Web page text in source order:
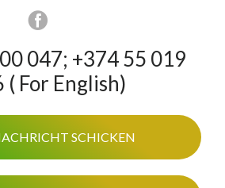
047; +374 55 019
( For English)
SCHICKEN